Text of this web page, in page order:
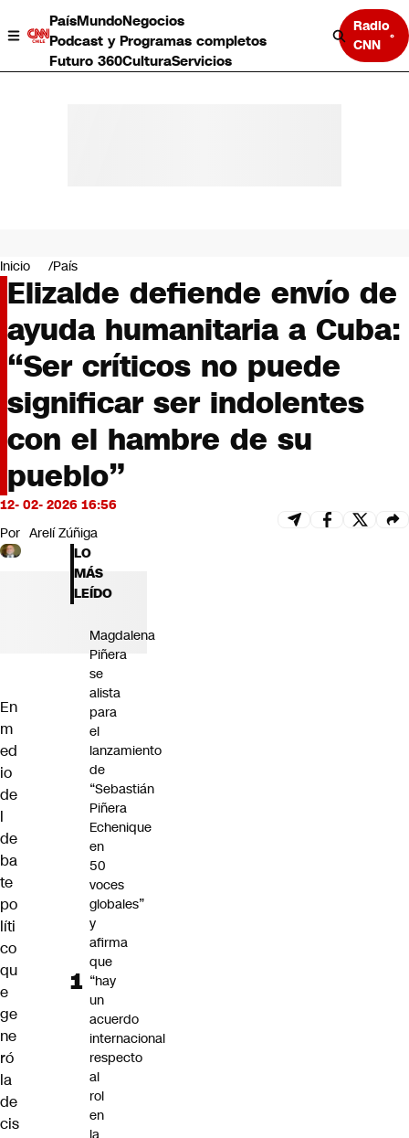
PaísMundoNegocios
Podcast y Programas completos
Futuro 360CulturaServicios
Radio
CNN
Negocios
Deportes
Programas completos
Cultura
Servicios
Bits
CNN tiempo
Futuro 360
Opinión
Inicio País
Elizalde defiende envío de
ayuda humanitaria a Cuba:
“Ser críticos no puede
significar ser indolentes
con el hambre de su
pueblo”
12- 02- 2026 16:56
Por Arelí Zúñiga
En
m
ed
io
de
l
de
ba
te
po
líti
co
qu
e
ge
ne
ró
la
de
cis
LO
MÁS
LEÍDO
Magdalena
Piñera
se
alista
para
el
lanzamiento
de
“Sebastián
Piñera
Echenique
en
50
voces
globales”
y
afirma
que
“hay
un
acuerdo
internacional
respecto
al
rol
en
la